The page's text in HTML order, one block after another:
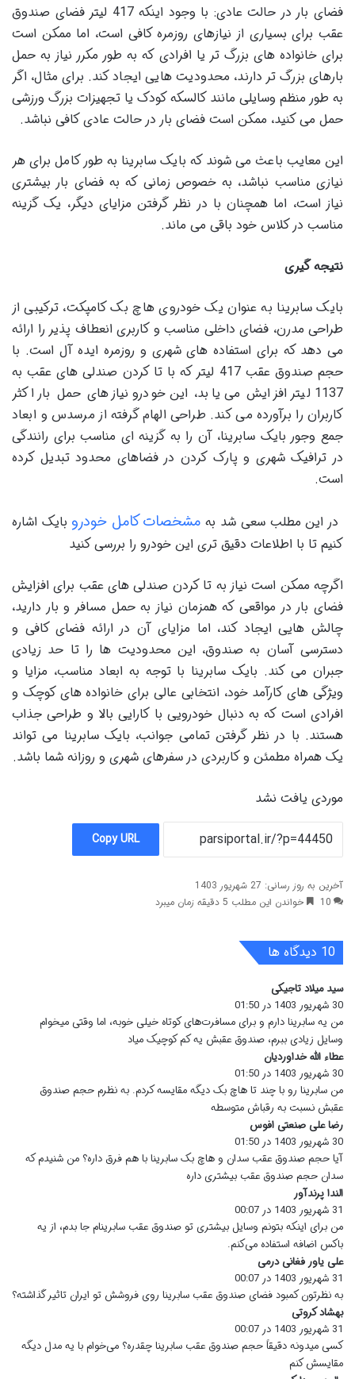
فضای بار در حالت عادی: با وجود اینکه 417 لیتر فضای صندوق
عقب برای بسیاری از نیازهای روزمره کافی است، اما ممکن است
برای خانواده های بزرگ تر یا افرادی که به طور مکرر نیاز به حمل
بارهای بزرگ تر دارند، محدودیت هایی ایجاد کند. برای مثال، اگر
به طور منظم وسایلی مانند کالسکه کودک یا تجهیزات بزرگ ورزشی
حمل می کنید، ممکن است فضای بار در حالت عادی کافی نباشد.
این معایب باعث می شوند که بایک سابرینا به طور کامل برای هر
نیازی مناسب نباشد، به خصوص زمانی که به فضای بار بیشتری
نیاز است، اما همچنان با در نظر گرفتن مزایای دیگر، یک گزینه
مناسب در کلاس خود باقی می ماند.
نتیجه گیری
بایک سابرینا به عنوان یک خودروی هاچ بک کامپکت، ترکیبی از
طراحی مدرن، فضای داخلی مناسب و کاربری انعطاف پذیر را ارائه
می دهد که برای استفاده های شهری و روزمره ایده آل است. با
حجم صندوق عقب 417 لیتر که با تا کردن صندلی های عقب به
1137 لیتر افزایش می یابد، این خودرو نیازهای حمل بار اکثر
کاربران را برآورده می کند. طراحی الهام گرفته از مرسدس و ابعاد
جمع وجور بایک سابرینا، آن را به گزینه ای مناسب برای رانندگی
در ترافیک شهری و پارک کردن در فضاهای محدود تبدیل کرده
است.
در این مطلب سعی شد به مشخصات کامل خودرو بایک اشاره
کنیم تا با اطلاعات دقیق تری این خودرو را بررسی کنید
اگرچه ممکن است نیاز به تا کردن صندلی های عقب برای افزایش
فضای بار در مواقعی که همزمان نیاز به حمل مسافر و بار دارید،
چالش هایی ایجاد کند، اما مزایای آن در ارائه فضای کافی و
دسترسی آسان به صندوق، این محدودیت ها را تا حد زیادی
جبران می کند. بایک سابرینا با توجه به ابعاد مناسب، مزایا و
ویژگی های کارآمد خود، انتخابی عالی برای خانواده های کوچک و
افرادی است که به دنبال خودرویی با کارایی بالا و طراحی جذاب
هستند. با در نظر گرفتن تمامی جوانب، بایک سابرینا می تواند
یک همراه مطمئن و کاربردی در سفرهای شهری و روزانه شما باشد.
موردی یافت نشد
Copy URL
آخرین به روز رسانی: 27 شهریور 1403
10
خواندن این مطلب 5 دقیقه زمان میبرد
‫10 دیدگاه ها
سید میلاد تاجیکی
ف
ت
:
30 شهریور 1403 در 01:50
من یه سابرینا دارم و برای مسافرت‌های کوتاه خیلی خوبه، اما وقتی میخوام
وسایل زیادی ببرم، صندوق عقبش یه کم کوچیک میاد
عطاء الله خداوردیان
ف
ت
:
30 شهریور 1403 در 01:50
من سابرینا رو با چند تا هاچ بک دیگه مقایسه کردم. به نظرم حجم صندوق
عقبش نسبت به رقباش متوسطه
رضا علی صنعتی افوس
ف
ت
:
30 شهریور 1403 در 01:50
آیا حجم صندوق عقب سدان و هاچ بک سابرینا با هم فرق داره؟ من شنیدم که
سدان حجم صندوق عقب بیشتری داره
الندا پرندآور
ف
ت
31 شهریور 1403 در 00:07
من برای اینکه بتونم وسایل بیشتری تو صندوق عقب سابرینام جا بدم، از یه
باکس اضافه استفاده می‌کنم.
علی یاور فغانی درمی
ف
ت
31 شهریور 1403 در 00:07
به نظرتون کمبود فضای صندوق عقب سابرینا روی فروشش تو ایران تاثیر گذاشته؟
بهشاد کروتی
ف
ت
:
31 شهریور 1403 در 00:07
کسی میدونه دقیقاً حجم صندوق عقب سابرینا چقدره؟ می‌خوام با یه مدل دیگه
مقایسش کنم